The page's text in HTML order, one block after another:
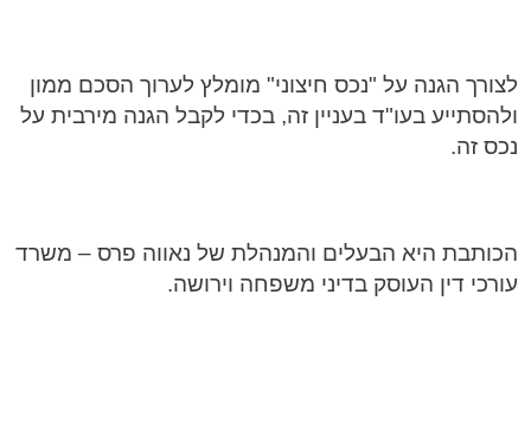
לצורך הגנה על "נכס חיצוני" מומלץ לערוך הסכם ממון
ולהסתייע בעו"ד בעניין זה, בכדי לקבל הגנה מירבית על
נכס זה.
הכותבת היא הבעלים והמנהלת של נאווה פרס – משרד
עורכי דין העוסק בדיני משפחה וירושה.